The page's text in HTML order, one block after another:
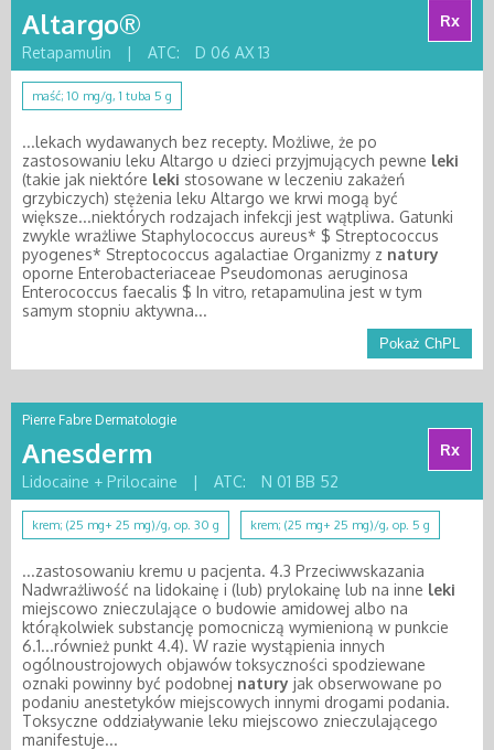
Altargo®
Rx
Retapamulin
| ATC: D 06 AX 13
maść; 10 mg/g, 1 tuba 5 g
...lekach wydawanych bez recepty. Możliwe, że po
zastosowaniu leku Altargo u dzieci przyjmujących pewne leki
(takie jak niektóre leki stosowane w leczeniu zakażeń
grzybiczych) stężenia leku Altargo we krwi mogą być
większe...niektórych rodzajach infekcji jest wątpliwa. Gatunki
zwykle wrażliwe Staphylococcus aureus* $ Streptococcus
pyogenes* Streptococcus agalactiae Organizmy z natury
oporne Enterobacteriaceae Pseudomonas aeruginosa
Enterococcus faecalis $ In vitro, retapamulina jest w tym
samym stopniu aktywna...
Pokaż ChPL
Pierre Fabre Dermatologie
Anesderm
Rx
Lidocaine + Prilocaine
| ATC: N 01 BB 52
krem; (25 mg+ 25 mg)/g, op. 30 g krem; (25 mg+ 25 mg)/g, op. 5 g
...zastosowaniu kremu u pacjenta. 4.3 Przeciwwskazania
Nadwrażliwość na lidokainę i (lub) prylokainę lub na inne leki
miejscowo znieczulające o budowie amidowej albo na
którąkolwiek substancję pomocniczą wymienioną w punkcie
6.1...również punkt 4.4). W razie wystąpienia innych
ogólnoustrojowych objawów toksyczności spodziewane
oznaki powinny być podobnej natury jak obserwowane po
podaniu anestetyków miejscowych innymi drogami podania.
Toksyczne oddziaływanie leku miejscowo znieczulającego
manifestuje...